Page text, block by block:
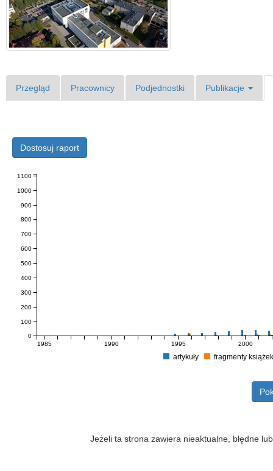
Przegląd Pracownicy Podjednostki Publikacje
Dostosuj raport
1985 1990 1995 2000
0
100
200
300
400
500
600
700
800
900
1000
1100
artykuły fragmenty
Jeżeli ta strona zawiera nieaktualne, błędne